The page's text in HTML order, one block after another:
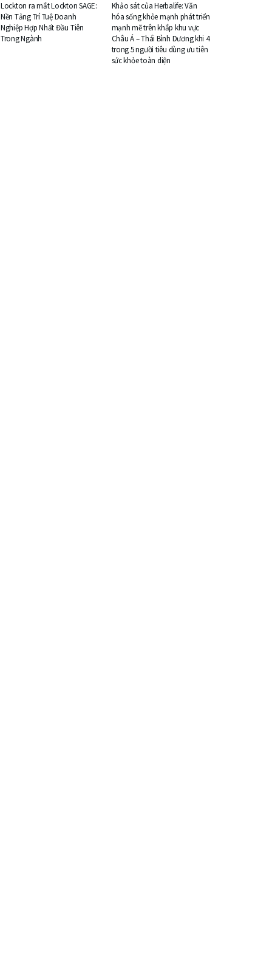
Lockton ra mắt Lockton SAGE:
Nền Tảng Trí Tuệ Doanh
Nghiệp Hợp Nhất Đầu Tiên
Trong Ngành
Khảo sát của Herbalife: Văn
hóa sống khỏe mạnh phát triển
mạnh mẽ trên khắp khu vực
Châu Á – Thái Bình Dương khi 4
trong 5 người tiêu dùng ưu tiên
sức khỏe toàn diện